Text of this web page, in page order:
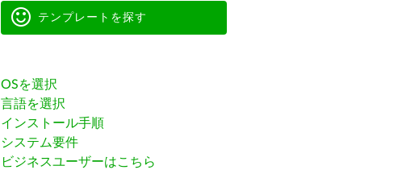
テンプレートを探す
OSを選択
言語を選択
インストール手順
システム要件
ビジネスユーザーはこちら